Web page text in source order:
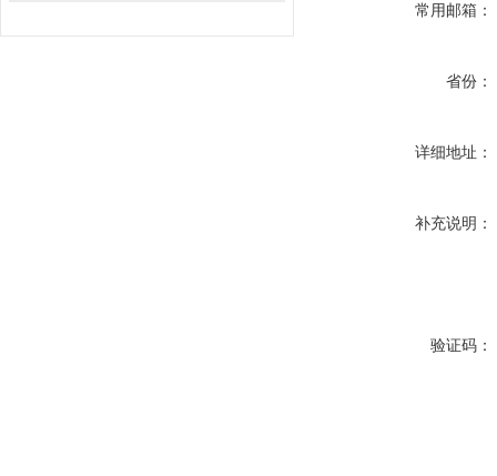
常用邮箱：
省份：
详细地址：
补充说明：
验证码：